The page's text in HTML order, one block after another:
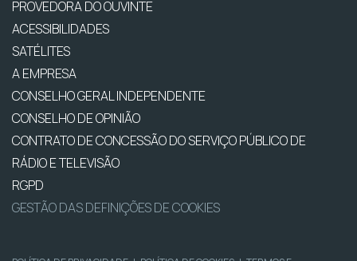
PROVEDORA DO OUVINTE
ACESSIBILIDADES
SATÉLITES
A EMPRESA
CONSELHO GERAL INDEPENDENTE
CONSELHO DE OPINIÃO
CONTRATO DE CONCESSÃO DO SERVIÇO PÚBLICO DE
RÁDIO E TELEVISÃO
RGPD
GESTÃO DAS DEFINIÇÕES DE COOKIES